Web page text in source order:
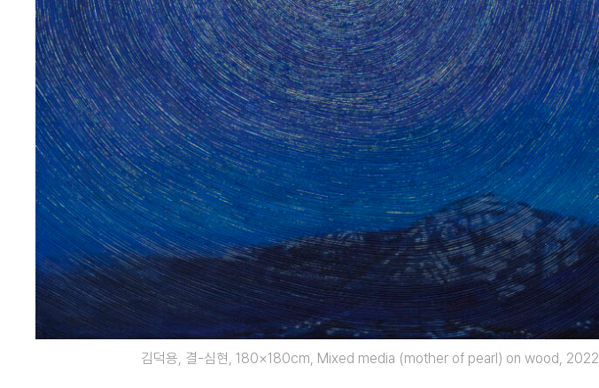
김덕용, 결-심현, 180×180cm, Mixed media (mother of pearl) on wood, 2022